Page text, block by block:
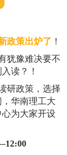
政策出炉了 ！
犹豫难决要不
读？！
研政策，选择
华南理工大
心为大家开设